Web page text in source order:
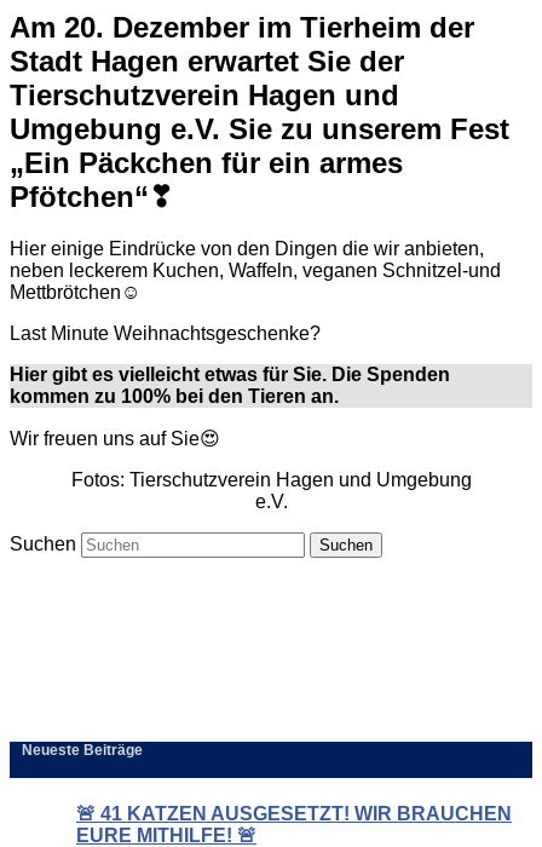
Am 20. Dezember im Tierheim der
Stadt Hagen erwartet Sie der
Tierschutzverein Hagen und
Umgebung e.V. Sie zu unserem Fest
„Ein Päckchen für ein armes
Pfötchen“❣
Hier einige Eindrücke von den Dingen die wir anbieten,
neben leckerem Kuchen, Waffeln, veganen Schnitzel-und
Mettbrötchen☺
Last Minute Weihnachtsgeschenke?
Hier gibt es vielleicht etwas für Sie. Die Spenden
kommen zu 100% bei den Tieren an.
Wir freuen uns auf Sie😍
Fotos: Tierschutzverein Hagen und Umgebung
e.V.
Suchen
Neueste Beiträge
🚨 41 KATZEN AUSGESETZT! WIR BRAUCHEN
EURE MITHILFE! 🚨